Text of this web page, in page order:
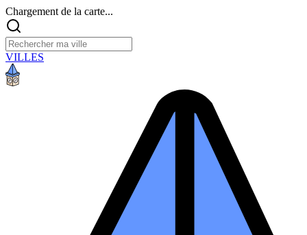
Chargement de la carte...
VILLES